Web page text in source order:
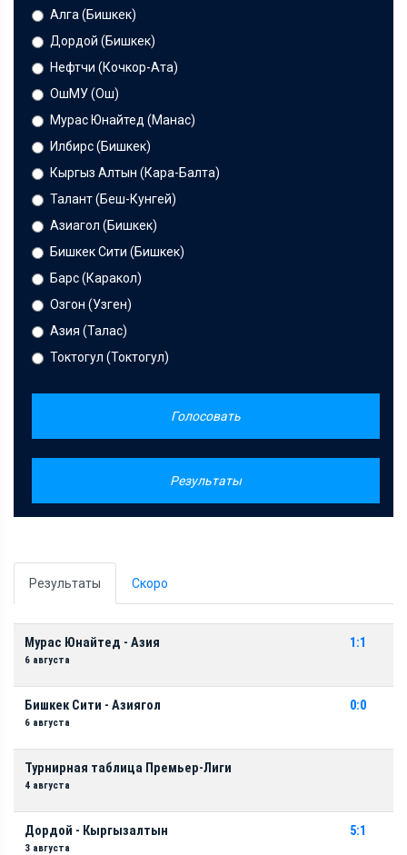
Алга (Бишкек)
Дордой (Бишкек)
Нефтчи (Кочкор-Ата)
ОшМУ (Ош)
Мурас Юнайтед (Манас)
Илбирс (Бишкек)
Кыргыз Алтын (Кара-Балта)
Талант (Беш-Кунгей)
Азиагол (Бишкек)
Бишкек Сити (Бишкек)
Барс (Каракол)
Озгон (Узген)
Азия (Талас)
Токтогул (Токтогул)
Голосовать
Результаты
Результаты Скоро
Мурас Юнайтед - Азия
6 августа
1:1
Бишкек Сити - Азиягол
6 августа
0:0
Турнирная таблица Премьер-Лиги
4 августа
Дордой - Кыргызалтын
3 августа
5:1